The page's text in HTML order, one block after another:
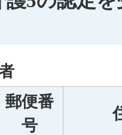
郵便番
号